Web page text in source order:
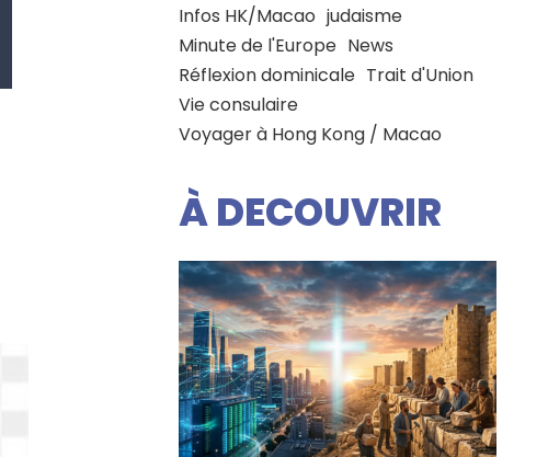
Infos HK/Macao judaisme
Minute de l'Europe News
Réflexion dominicale Trait d'Union
Vie consulaire
Voyager à Hong Kong / Macao
À DECOUVRIR